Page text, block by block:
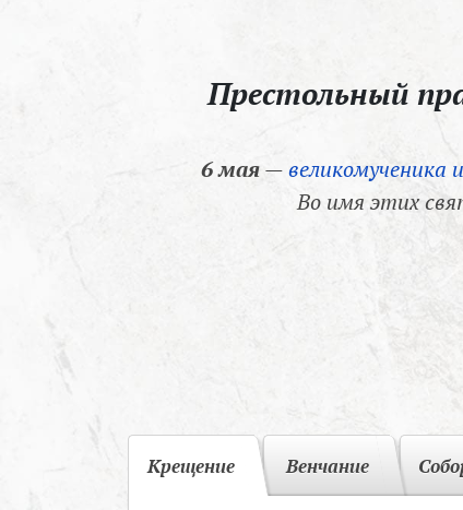
Престольный
6 мая—великомученика
Во имя этих
Крещение Венчание